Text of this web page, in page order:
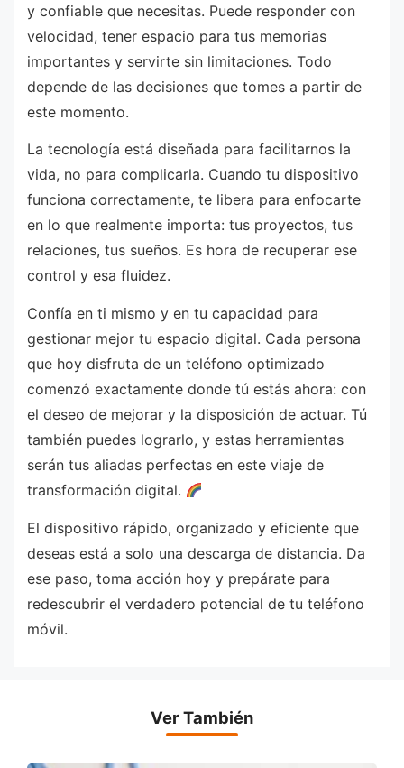
y confiable que necesitas. Puede responder con
velocidad, tener espacio para tus memorias
importantes y servirte sin limitaciones. Todo
depende de las decisiones que tomes a partir de
este momento.
La tecnología está diseñada para facilitarnos la
vida, no para complicarla. Cuando tu dispositivo
funciona correctamente, te libera para enfocarte
en lo que realmente importa: tus proyectos, tus
relaciones, tus sueños. Es hora de recuperar ese
control y esa fluidez.
Confía en ti mismo y en tu capacidad para
gestionar mejor tu espacio digital. Cada persona
que hoy disfruta de un teléfono optimizado
comenzó exactamente donde tú estás ahora: con
el deseo de mejorar y la disposición de actuar. Tú
también puedes lograrlo, y estas herramientas
serán tus aliadas perfectas en este viaje de
transformación digital.
El dispositivo rápido, organizado y eficiente que
deseas está a solo una descarga de distancia. Da
ese paso, toma acción hoy y prepárate para
redescubrir el verdadero potencial de tu teléfono
móvil.
Ver También